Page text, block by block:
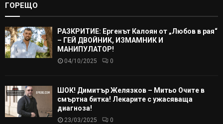
ГОРЕЩО
РАЗКРИТИЕ: Ергенът Калоян от „Любов в рая“
– ГЕЙ ДВОЙНИК, ИЗМАМНИК И
МАНИПУЛАТОР!
04/10/2025 0
ШОК! Димитър Желязков – Митьо Очите в
смъртна битка! Лекарите с ужасяваща
диагноза!
23/03/2025 0